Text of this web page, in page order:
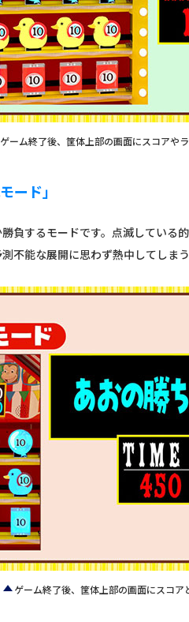
ゲーム終了後、筐体上部の画面にスコアやラ
ード」
負するモードです。点滅している
不能な展開に思わず熱中してしま
ゲーム終了後、筐体上部の画面にスコア